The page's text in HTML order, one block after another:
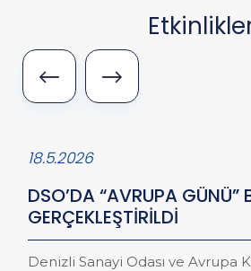
18.5.2026
DSO’DA “AVRUPA GÜNÜ”
GERÇEKLEŞTİRİLDİ
Denizli Sanayi Odası ve Avrupa